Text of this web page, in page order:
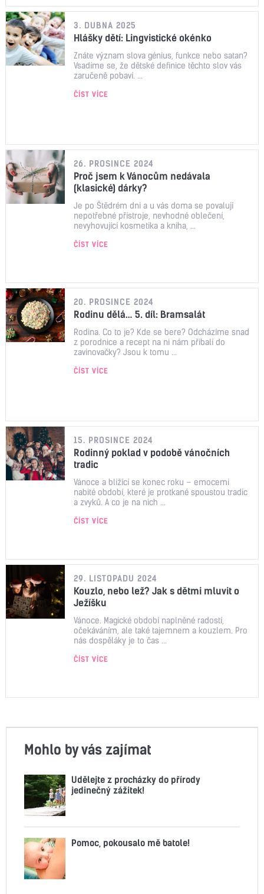
3. DUBNA 2025
Hlášky dětí: Lingvistické okénko
Znáte význam slova génius, funkce nebo satan?
Vsadíme se, že dětské definice těchto slov vás
zaručeně pobaví. ...
ČÍST VÍCE
26. PROSINCE 2024
Proč jsem k Vánocům nedávala
(klasické) dárky?
Je po Štědrém dni a u vás doma se povalují
nepotřebné přístroje, nevhodné oblečení,
nevyhovující kosmetika a kniha, ...
ČÍST VÍCE
20. PROSINCE 2024
Rodinu dělá… 5. díl: Bramsalát
Rodina. Co to je? Kde se bere? Odcházíme snad
z porodnice a recept na ni nám přibalí do
zavinovačky? Jsou k tomu ...
ČÍST VÍCE
15. PROSINCE 2024
Rodinný poklad v podobě vánočních
tradic
Vánoce a blížící se konec roku – emocemi
nabité období, které je protkané spoustou tradic
a zvyků. A co je na nich ...
ČÍST VÍCE
29. LISTOPADU 2024
Kouzlo, nebo lež? Jak s dětmi mluvit o
Ježíšku
Vánoce. Magické období naplněné radostí,
očekáváním, ale také tajemnem a kouzlem. Pro
nás dospěláky je to čas ...
ČÍST VÍCE
Mohlo by vás zajímat
Udělejte z procházky do přírody
jedinečný zážitek!
Pomoc, pokousalo mě batole!